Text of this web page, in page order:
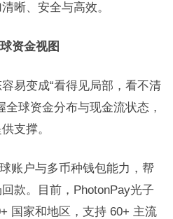
晰、安全与高效。
资金视图
易变成“看得见局部，看不清
全球资金分布与现金流状态，
支撑。
账户与多币种钱包能力，帮
款。目前，PhotonPay光子
国家和地区，支持 60+ 主流